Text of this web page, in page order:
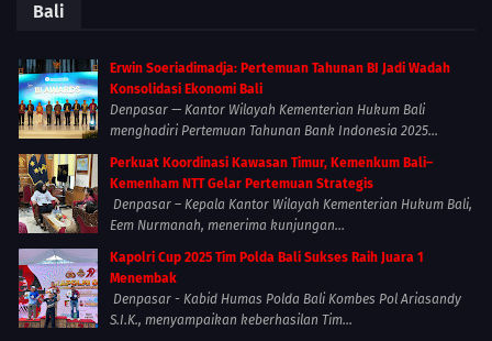
Bali
Erwin Soeriadimadja: Pertemuan Tahunan BI Jadi Wadah
Konsolidasi Ekonomi Bali
Denpasar — Kantor Wilayah Kementerian Hukum Bali
menghadiri Pertemuan Tahunan Bank Indonesia 2025...
Perkuat Koordinasi Kawasan Timur, Kemenkum Bali–
Kemenham NTT Gelar Pertemuan Strategis
Denpasar – Kepala Kantor Wilayah Kementerian Hukum Bali,
Eem Nurmanah, menerima kunjungan...
Kapolri Cup 2025 Tim Polda Bali Sukses Raih Juara 1
Menembak
Denpasar - Kabid Humas Polda Bali Kombes Pol Ariasandy
S.I.K., menyampaikan keberhasilan Tim...